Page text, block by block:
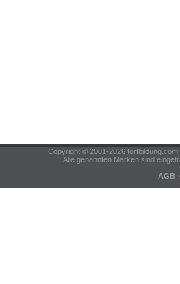
Copyright © 2001-2026
Alle genannten Marken sind
AGB